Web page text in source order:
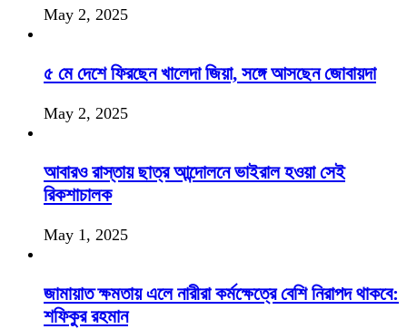
May 2, 2025
৫ মে দেশে ফিরছেন খালেদা জিয়া, সঙ্গে আসছেন জোবায়দা
May 2, 2025
আবারও রাস্তায় ছাত্র আন্দোলনে ভাইরাল হওয়া সেই
রিকশাচালক
May 1, 2025
জামায়াত ক্ষমতায় এলে নারীরা কর্মক্ষেত্রে বেশি নিরাপদ থাকবে:
শফিকুর রহমান